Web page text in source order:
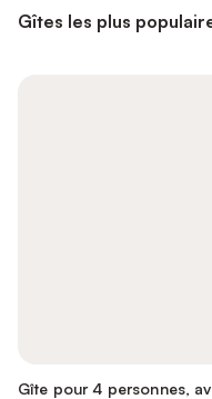
Gîtes les plus
Gîte pour 4 personnes,